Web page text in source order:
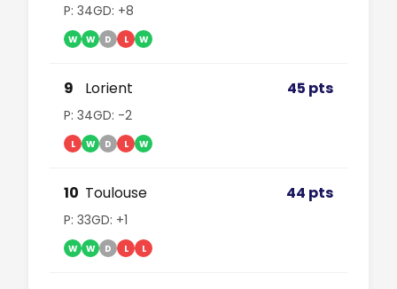
P: 34GD: +8
W W D L W
9 Lorient 45 pts
P: 34GD: -2
L W D L W
10 Toulouse 44 pts
P: 33GD: +1
W W D L L